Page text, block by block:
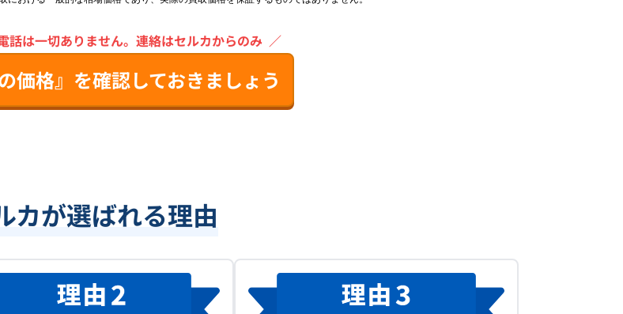
話は一切ありません。 連絡はセルカからのみ ／
価格』を確認しておきましょう
カが選ばれる理由